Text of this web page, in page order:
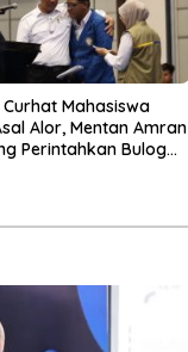
Mahasiswa
Alor, Mentan Amran
Perintahkan Bulog